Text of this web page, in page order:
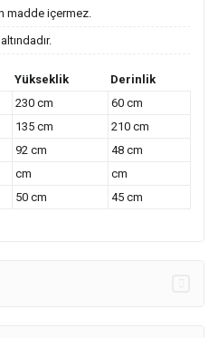
madde içermez.
Yükseklik
Derinlik
230 cm
60 cm
135 cm
210 cm
92 cm
48 cm
cm
cm
50 cm 45 cm